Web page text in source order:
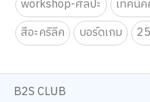
workshop-ศิลปะ
เทคนิ
สีอะคริลิค
บอร์ดเกม
B2S CLUB